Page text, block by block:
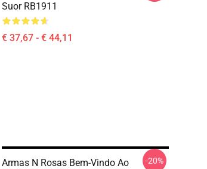
Suor RB1911
€ 37,67 - € 44,11
Armas N Rosas Bem-Vindo Ao
-20%